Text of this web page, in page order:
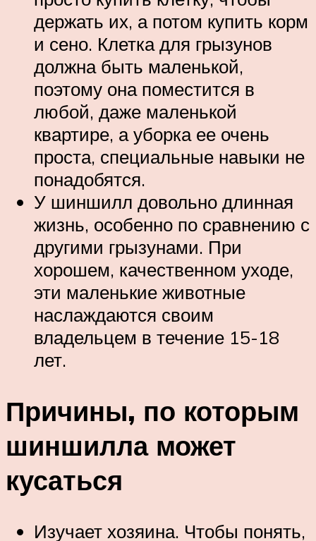
держать их, а потом купить корм
и сено. Клетка для грызунов
должна быть маленькой,
поэтому она поместится в
любой, даже маленькой
квартире, а уборка ее очень
проста, специальные навыки не
понадобятся.
У шиншилл довольно длинная
жизнь, особенно по сравнению с
другими грызунами. При
хорошем, качественном уходе,
эти маленькие животные
наслаждаются своим
владельцем в течение 15-18
лет.
Причины, по которым
шиншилла может
кусаться
Изучает хозяина. Чтобы понять,